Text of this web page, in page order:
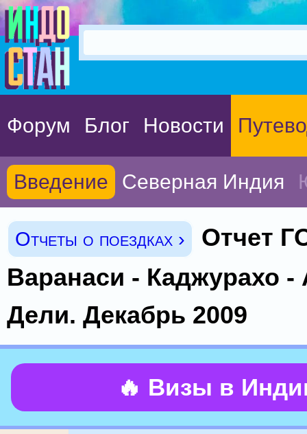
Форум Блог Новости
Введение Северная Индия
Отчеты о поездках ›
Отчет
Варанаси - Каджурахо -
Дели. Декабрь 2009
🔥 Визы в